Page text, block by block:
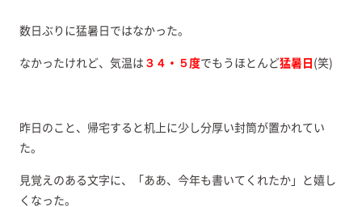
数日ぶりに猛暑日ではなかった。
なかったけれど、気温は ３４・５度でもうほとんど猛暑日 (笑)
昨日のこと、帰宅すると机上に少し分厚い封筒が置かれてい
た。
見覚えのある文字に、「ああ、今年も書いてくれたか」と嬉し
くなった。